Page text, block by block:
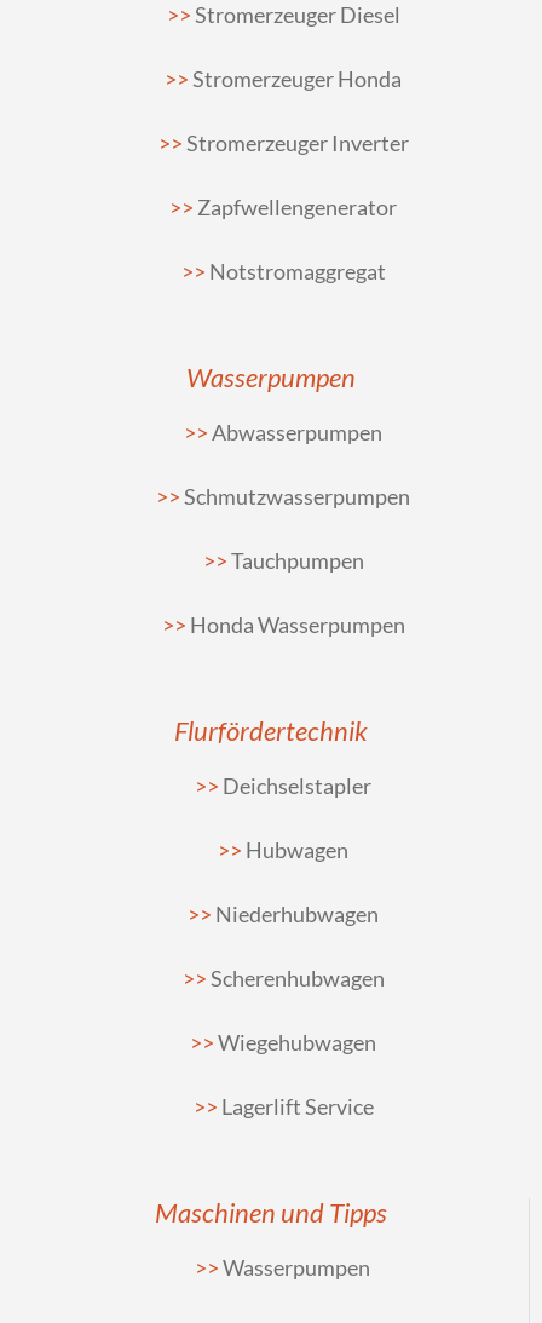
Stromerzeuger Diesel
Stromerzeuger Honda
Stromerzeuger Inverter
Zapfwellengenerator
Notstromaggregat
Wasserpumpen
Abwasserpumpen
Schmutzwasserpumpen
Tauchpumpen
Honda Wasserpumpen
Flurfördertechnik
Deichselstapler
Hubwagen
Niederhubwagen
Scherenhubwagen
Wiegehubwagen
Lagerlift Service
Maschinen und Tipps
Wasserpumpen